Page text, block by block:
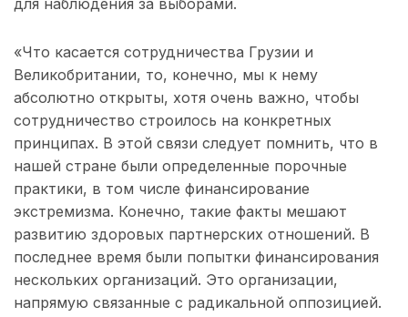
для наблюдения за выборами.
«Что касается сотрудничества Грузии и
Великобритании, то, конечно, мы к нему
абсолютно открыты, хотя очень важно, чтобы
сотрудничество строилось на конкретных
принципах. В этой связи следует помнить, что в
нашей стране были определенные порочные
практики, в том числе финансирование
экстремизма. Конечно, такие факты мешают
развитию здоровых партнерских отношений. В
последнее время были попытки финансирования
нескольких организаций. Это организации,
напрямую связанные с радикальной оппозицией.